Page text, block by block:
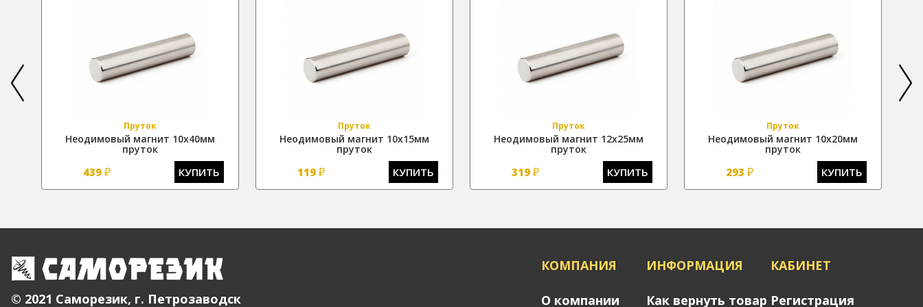
Пруток
Неодимовый магнит 10х40мм
пруток
439 ₽ КУПИТЬ
Пруток
Неодимовый магнит 10х15мм
пруток
119 ₽ КУПИТЬ
Пруток
Неодимовый магнит 12х25мм
пруток
319 ₽ КУПИТЬ
Пруток
Неодимовый магнит 10х20мм
пруток
293 ₽ КУПИТЬ
© 2021 Саморезик, г. Петрозаводск
КОМПАНИЯ
О компании
ИНФОРМАЦИЯ
Как вернуть товар
КАБИНЕТ
Регистрация